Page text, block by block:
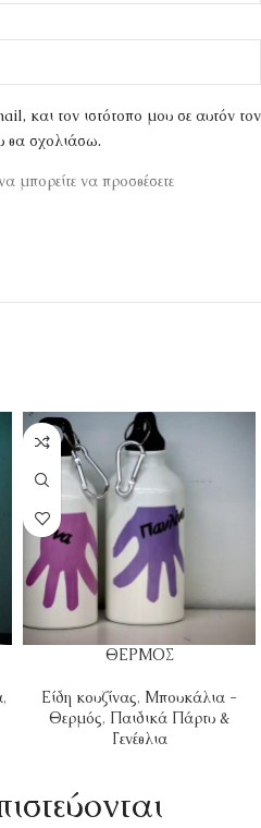
και τον ιστότοπο μου σε αυτόν τον
θα σχολιάσω.
μπορείτε να προσθέσετε
,
ΘΕΡΜΟΣ
Είδη κουζίνας, Μπουκάλια -
Θερμός, Παιδικά Πάρτυ &
Γενέθλια